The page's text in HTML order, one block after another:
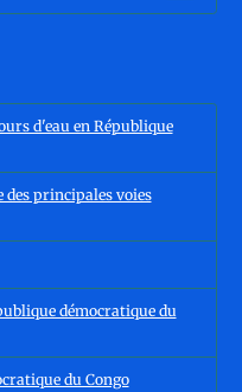
d'eau en République
principales voies
démocratique du
du Congo